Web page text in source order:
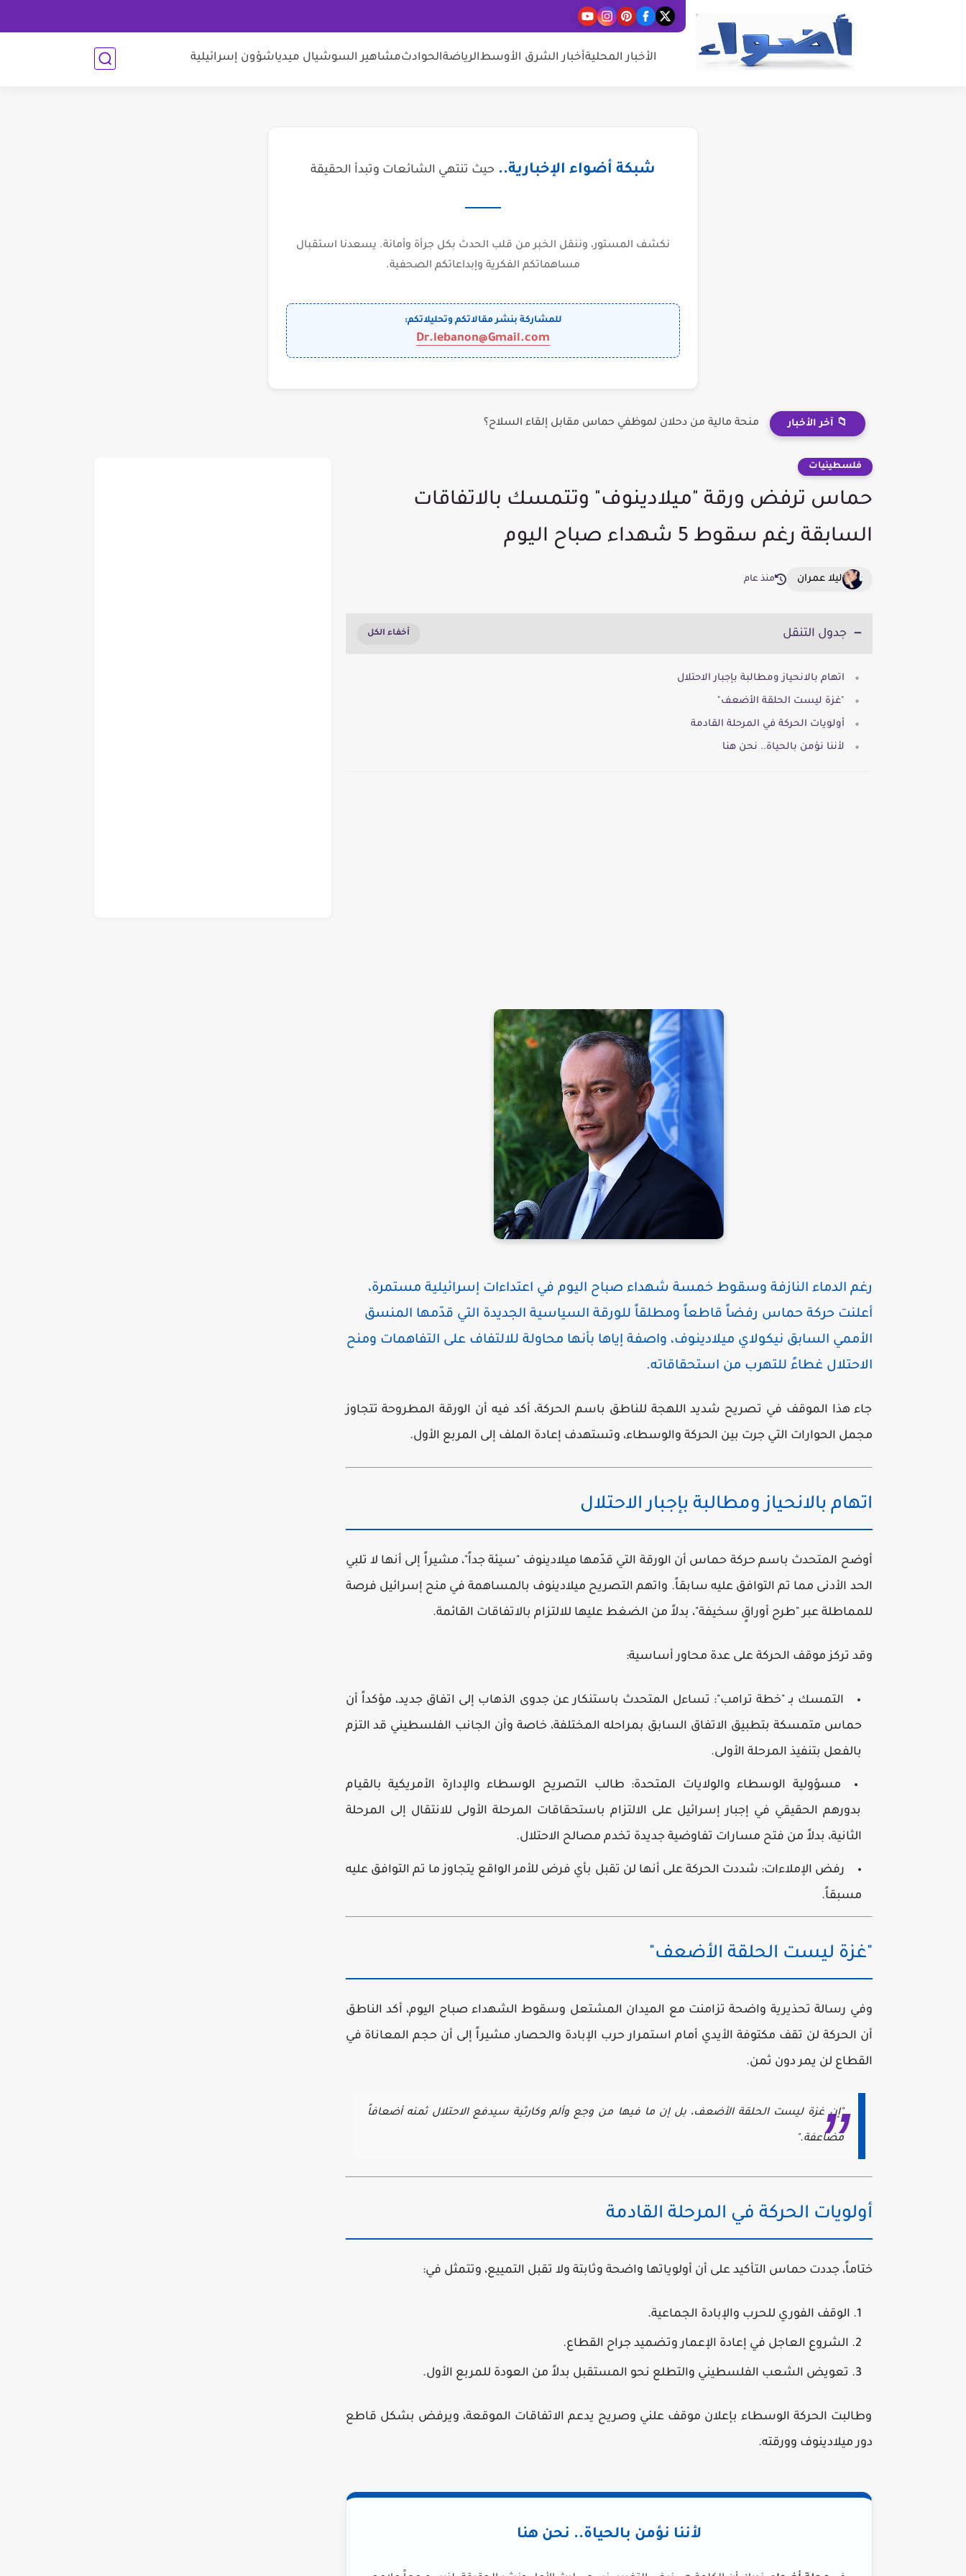
الأخبار المحليةأخبار الشرق الأوسطالرياضةالحوادثمشاهير السوشيال ميدياشؤون إسرائيلية
شبكة أضواء الإخبارية.. حيث تنتهي الشائعات وتبدأ الحقيقة
نكشف المستور، وننقل الخبر من قلب الحدث بكل جرأة وأمانة. يسعدنا استقبال
مساهماتكم الفكرية وإبداعاتكم الصحفية.
للمشاركة بنشر مقالاتكم وتحليلاتكم:
Dr.lebanon@Gmail.com
📁 آخر الأخبار منحة مالية من دحلان لموظفي حماس مقابل إلقاء السلاح؟
فلسطينيات
حماس ترفض ورقة "ميلادينوف" وتتمسك بالاتفاقات
السابقة رغم سقوط 5 شهداء صباح اليوم
ليلا عمران منذ عام
جدول التنقل
اتهام بالانحياز ومطالبة بإجبار الاحتلال
"غزة ليست الحلقة الأضعف"
أولويات الحركة في المرحلة القادمة
لأننا نؤمن بالحياة.. نحن هنا
رغم الدماء النازفة وسقوط خمسة شهداء صباح اليوم في اعتداءات إسرائيلية مستمرة،
أعلنت حركة حماس رفضاً قاطعاً ومطلقاً للورقة السياسية الجديدة التي قدّمها المنسق
الأممي السابق نيكولاي ميلادينوف، واصفة إياها بأنها محاولة للالتفاف على التفاهمات ومنح
الاحتلال غطاءً للتهرب من استحقاقاته.
جاء هذا الموقف في تصريح شديد اللهجة للناطق باسم الحركة، أكد فيه أن الورقة المطروحة تتجاوز
مجمل الحوارات التي جرت بين الحركة والوسطاء، وتستهدف إعادة الملف إلى المربع الأول.
اتهام بالانحياز ومطالبة بإجبار الاحتلال
أوضح المتحدث باسم حركة حماس أن الورقة التي قدّمها ميلادينوف "سيئة جداً"، مشيراً إلى أنها لا تلبي
الحد الأدنى مما تم التوافق عليه سابقاً. واتهم التصريح ميلادينوف بالمساهمة في منح إسرائيل فرصة
للمماطلة عبر "طرح أوراقٍ سخيفة"، بدلاً من الضغط عليها للالتزام بالاتفاقات القائمة.
وقد تركز موقف الحركة على عدة محاور أساسية:
التمسك بـ "خطة ترامب": تساءل المتحدث باستنكار عن جدوى الذهاب إلى اتفاق جديد، مؤكداً أن
حماس متمسكة بتطبيق الاتفاق السابق بمراحله المختلفة، خاصة وأن الجانب الفلسطيني قد التزم
بالفعل بتنفيذ المرحلة الأولى.
مسؤولية الوسطاء والولايات المتحدة: طالب التصريح الوسطاء والإدارة الأمريكية بالقيام
بدورهم الحقيقي في إجبار إسرائيل على الالتزام باستحقاقات المرحلة الأولى للانتقال إلى المرحلة
الثانية، بدلاً من فتح مسارات تفاوضية جديدة تخدم مصالح الاحتلال.
رفض الإملاءات: شددت الحركة على أنها لن تقبل بأي فرض للأمر الواقع يتجاوز ما تم التوافق عليه
مسبقاً.
"غزة ليست الحلقة الأضعف"
وفي رسالة تحذيرية واضحة تزامنت مع الميدان المشتعل وسقوط الشهداء صباح اليوم، أكد الناطق
أن الحركة لن تقف مكتوفة الأيدي أمام استمرار حرب الإبادة والحصار، مشيراً إلى أن حجم المعاناة في
القطاع لن يمر دون ثمن.
"إن غزة ليست الحلقة الأضعف، بل إن ما فيها من وجع وألم وكارثية سيدفع الاحتلال ثمنه أضعافاً
مضاعفة."
أولويات الحركة في المرحلة القادمة
ختاماً، جددت حماس التأكيد على أن أولوياتها واضحة وثابتة ولا تقبل التمييع، وتتمثل في:
الوقف الفوري للحرب والإبادة الجماعية.
الشروع العاجل في إعادة الإعمار وتضميد جراح القطاع.
تعويض الشعب الفلسطيني والتطلع نحو المستقبل بدلاً من العودة للمربع الأول.
وطالبت الحركة الوسطاء بإعلان موقف علني وصريح يدعم الاتفاقات الموقعة، ويرفض بشكل قاطع
دور ميلادينوف وورقته.
لأننا نؤمن بالحياة.. نحن هنا